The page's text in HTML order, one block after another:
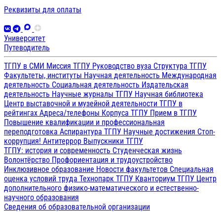
Реквизиты для оплаты
Университет
Путеводитель
ТГПУ в СМИ Миссия ТГПУ Руководство вуза Структура ТГПУ
Факультеты, институты Научная деятельность Международная
деятельность Социальная деятельность Издательская
деятельность Научные журналы ТГПУ Научная библиотека
Центр выставочной и музейной деятельности ТГПУ в
рейтингах Адреса/телефоны Корпуса ТГПУ Прием в ТГПУ
Повышение квалификации и профессиональная
переподготовка Аспирантура ТГПУ Научные достижения Стоп-
коррупция! Антитеррор Выпускники ТГПУ
ТГПУ: история и современность Студенческая жизнь
Волонтёрство Профориентация и трудоустройство
Инклюзивное образование Новости факультетов Специальная
оценка условий труда Технопарк ТГПУ Кванториум ТГПУ Центр
дополнительного физико-математического и естественно-
научного образования
Сведения об образовательной организации